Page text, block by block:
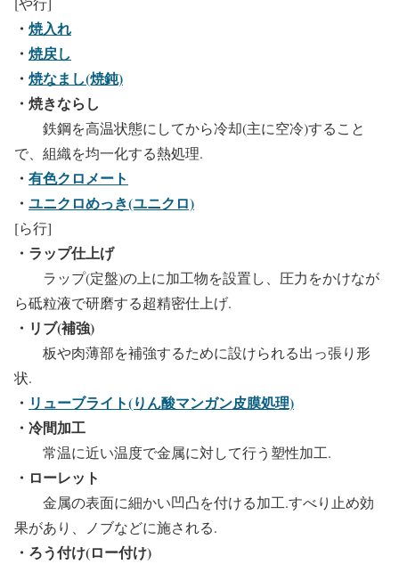
・ 焼入れ
・ 焼戻し
・ 焼なまし(焼鈍)
・焼きならし
鉄鋼を高温状態にしてから冷却(主に空冷)すること
で、組織を均一化する熱処理.
・ 有色クロメート
・ ユニクロめっき(ユニクロ)
[ら行]
・ラップ仕上げ
ラップ(定盤)の上に加工物を設置し、圧力をかけなが
ら砥粒液で研磨する超精密仕上げ.
・リブ(補強)
板や肉薄部を補強するために設けられる出っ張り形
状.
・ リューブライト(りん酸マンガン皮膜処理)
・冷間加工
常温に近い温度で金属に対して行う塑性加工.
・ローレット
金属の表面に細かい凹凸を付ける加工.すべり止め効
果があり、ノブなどに施される.
・ろう付け(ロー付け)